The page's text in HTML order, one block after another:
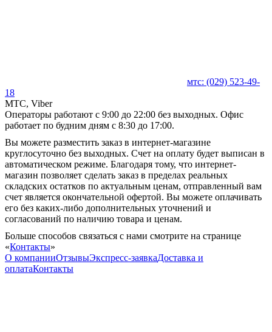
мтс: (029) 523-49-
18
MTC, Viber
Операторы работают с 9:00 до 22:00 без выходных. Офис
работает по будним дням с 8:30 до 17:00.
Вы можете разместить заказ в интернет-магазине
круглосуточно без выходных. Счет на оплату будет выписан в
автоматическом режиме. Благодаря тому, что интернет-
магазин позволяет сделать заказ в пределах реальных
складских остатков по актуальным ценам, отправленный вам
счет является окончательной офертой. Вы можете оплачивать
его без каких-либо дополнительных уточнений и
согласований по наличию товара и ценам.
Больше способов связаться с нами смотрите на странице
«Контакты»
О компанииОтзывыЭкспресс-заявкаДоставка и
оплатаКонтакты